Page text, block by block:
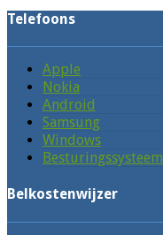
Telefoons
Apple
Nokia
Android
Samsung
Windows
Besturingssysteem
Belkostenwijzer